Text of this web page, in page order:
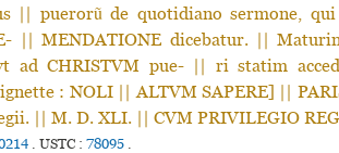
|| puerorũ de quotidiano sermone,
|| MENDATIONE dicebatur. ||
ad CHRISTVM pue- || ri statim
: NOLI || ALTVM SAPERE] ||
|| M. D. XLI. || CVM PRIVILEGIO
. USTC : 78095 .